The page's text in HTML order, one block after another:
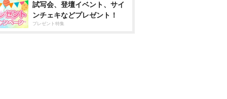
試写会、登壇イベント、サイ
ンチェキなどプレゼント！
プレゼント特集